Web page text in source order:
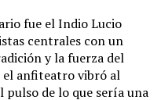
fue el Indio Lucio
centrales con un
y la fuerza del
el anfiteatro vibró al
de lo que sería una